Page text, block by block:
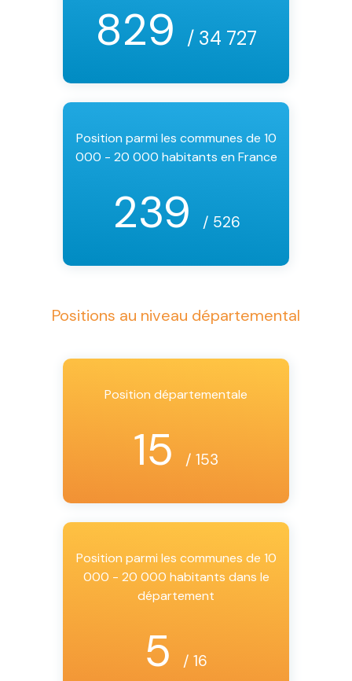
829 / 34 727
Position parmi les communes de 10
000 - 20 000 habitants en France
239 / 526
Positions au niveau départemental
Position départementale
15 / 153
Position parmi les communes de 10
000 - 20 000 habitants dans le
département
5 / 16